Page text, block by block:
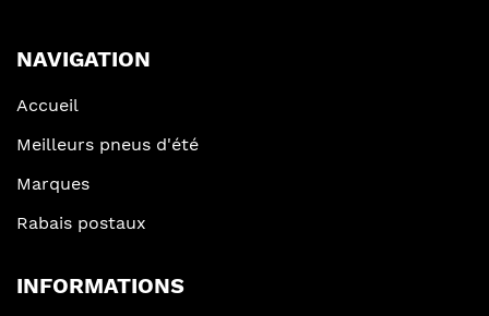
NAVIGATION
Accueil
Meilleurs pneus d'été
Marques
Rabais postaux
INFORMATIONS